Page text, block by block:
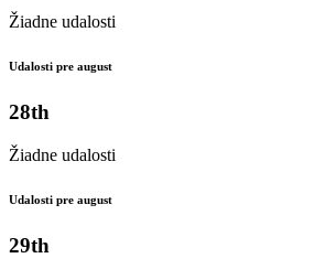
Žiadne udalosti
Udalosti pre august
28th
Žiadne udalosti
Udalosti pre august
29th